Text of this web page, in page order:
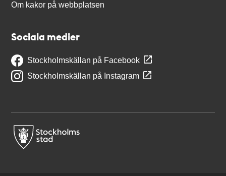
Om kakor på webbplatsen
Sociala medier
Stockholmskällan på Facebook
Stockholmskällan på Instagram